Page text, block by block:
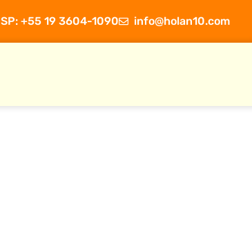
SP: +55 19 3604-1090 info@holan10.com